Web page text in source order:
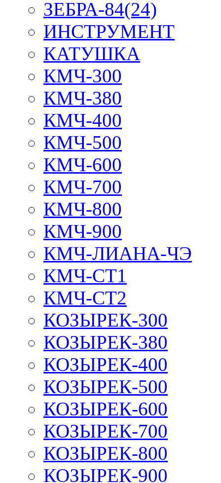
ЗЕБРА-84(24)
ИНСТРУМЕНТ
КАТУШКА
КМЧ-300
КМЧ-380
КМЧ-400
КМЧ-500
КМЧ-600
КМЧ-700
КМЧ-800
КМЧ-900
КМЧ-ЛИАНА-ЧЭ
КМЧ-СТ1
КМЧ-СТ2
КОЗЫРЕК-300
КОЗЫРЕК-380
КОЗЫРЕК-400
КОЗЫРЕК-500
КОЗЫРЕК-600
КОЗЫРЕК-700
КОЗЫРЕК-800
КОЗЫРЕК-900